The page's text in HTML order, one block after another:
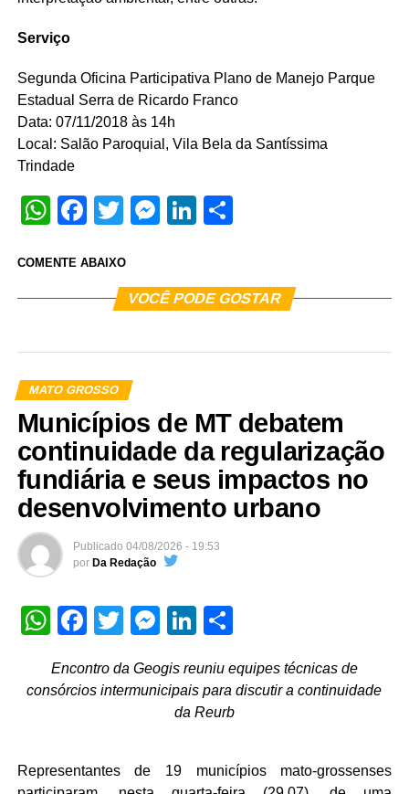
Serviço
Segunda Oficina Participativa Plano de Manejo Parque
Estadual Serra de Ricardo Franco
Data: 07/11/2018 às 14h
Local: Salão Paroquial, Vila Bela da Santíssima
Trindade
WhatsApp
Facebook
TwitterMessenger
LinkedIn
COMENTE ABAIXO
VOCÊ PODE GOSTAR
MATO GROSSO
Municípios de MT debatem
continuidade da regularização
fundiária e seus impactos no
desenvolvimento urbano
Publicado 04/08/2026 - 19:53
por Da Redação
WhatsApp
Facebook
TwitterMessenger
LinkedIn
Encontro da Geogis reuniu equipes técnicas de
consórcios intermunicipais para discutir a continuidade
da Reurb
Representantes de 19 municípios mato-grossenses